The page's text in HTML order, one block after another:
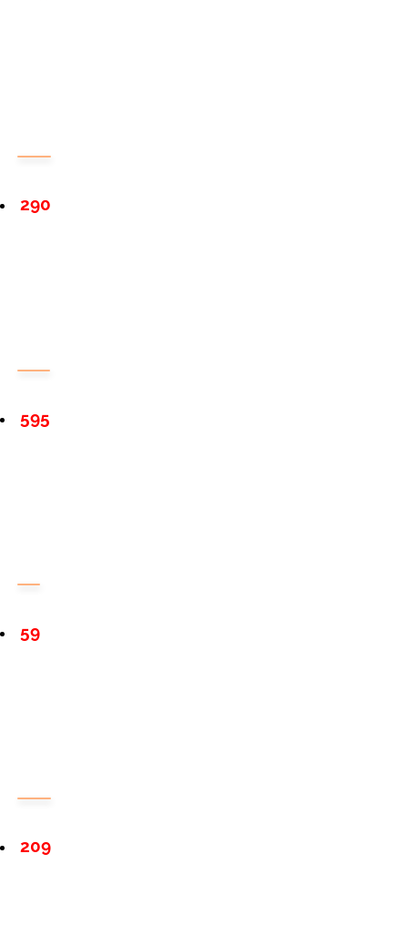
290
595
59
209